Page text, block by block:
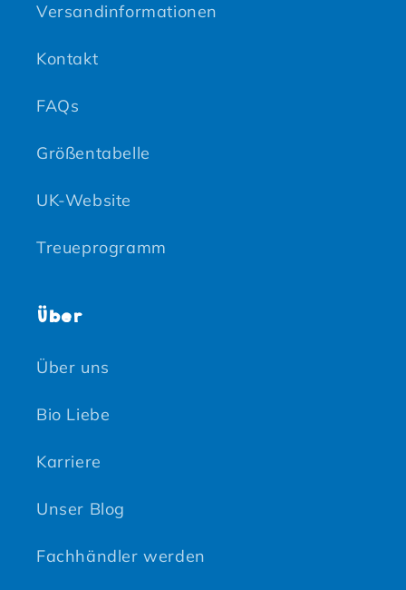
Versandinformationen
Kontakt
FAQs
Größentabelle
UK-Website
Treueprogramm
Über
Über uns
Bio Liebe
Karriere
Unser Blog
Fachhändler werden